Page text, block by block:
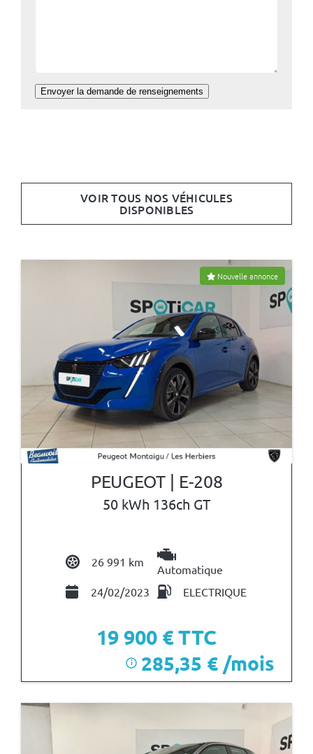
VOIR TOUS NOS VÉHICULES
DISPONIBLES
Nouvelle annonce
PEUGEOT | E-208
50 kWh 136ch GT
26 991 km
Automatique
24/02/2023
ELECTRIQUE
19 900 € TTC
i 285,35 € /mois
Envoyer la demande de renseignements